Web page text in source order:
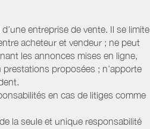
entreprise de vente. Il se limite
acheteur et vendeur ; ne peut
les annonces mises en ligne,
proposées ; n’apporte
en cas de litiges comme
la seule et unique responsabilité